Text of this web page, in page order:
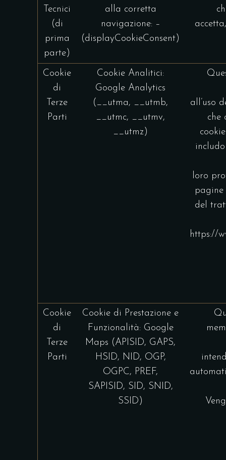
Tecnici
(di
prima
parte)
alla corretta
navigazione: –
(displayCookieConsent)
Cookie
di
Terze
Parti
Cookie Analitici:
Google Analytics
(__utma, __utmb,
__utmc, __utmv,
__utmz)
all’uso
che
loro
del
https://
Cookie
di
Terze
Parti
Cookie di Prestazione e
Funzionalità: Google
Maps (APISID, GAPS,
HSID, NID, OGP,
OGPC, PREF,
SAPISID, SID, SNID,
SSID)